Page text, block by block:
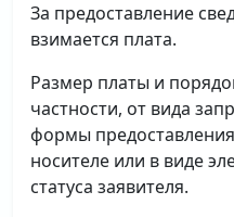
За предоставление
взимается плата.
Размер платы и
частности, от вида
формы
носителе или в виде
статуса заявителя.